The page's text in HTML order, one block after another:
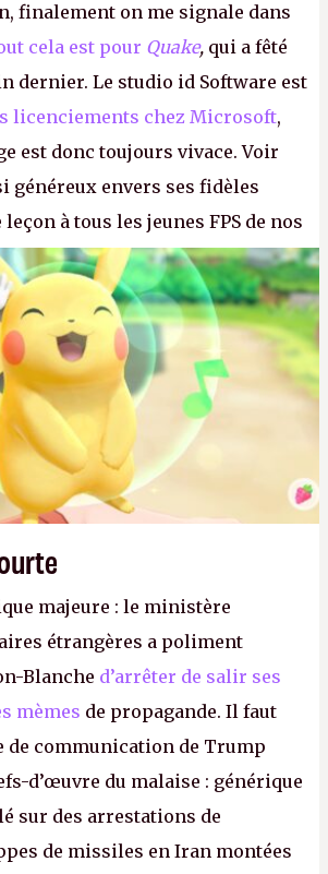
finalement on me signale dans
cela est pour Quake, qui a fêté
dernier. Le studio id Software est
licenciements chez Microsoft,
est donc toujours vivace. Voir
généreux envers ses fidèles
à tous les jeunes FPS de nos
la politesse et le respect
et les anciens. Il leur faudrait
des consoles à ces petits cons !P.
majeure : le ministère
étrangères a poliment
Blanche d’arrêter de salir ses
mèmes de propagande. Il faut
de communication de Trump
d’œuvre du malaise : générique
sur des arrestations de
de missiles en Iran montées